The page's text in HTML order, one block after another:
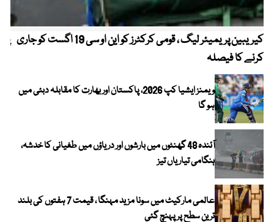
کیریبین پریمیئر لیگ ، قومی کرکٹرز کو این او سی 19 اگست کو جاری
کرنے کا فیصلہ
ویمنز ایشیا کپ 2026، پاکستان اور بھارت کا مقابلہ دبئی میں
ہو گا
آئندہ 48 گھنٹوں میں بارشوں اور دریاؤں میں طغیانی کا خدشہ،
ہنگامی تیاریاں تیز
عالمی مارکیٹ میں سونا مزید مہنگا ، قیمت 7 ہفتوں کی بلند
ترین سطح پر پہنچ گئی